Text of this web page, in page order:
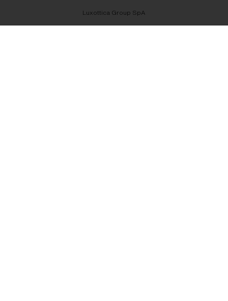
Luxottica Group SpA